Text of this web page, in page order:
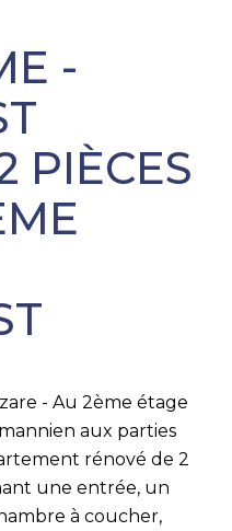
-
PIÈCES
- Au 2ème étage
aux parties
rénové de 2
une entrée, un
à coucher,